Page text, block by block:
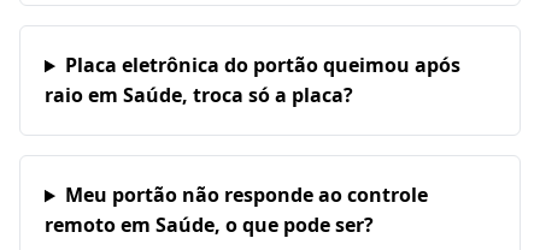
Placa eletrônica do portão queimou após
raio em Saúde, troca só a placa?
Meu portão não responde ao controle
remoto em Saúde, o que pode ser?